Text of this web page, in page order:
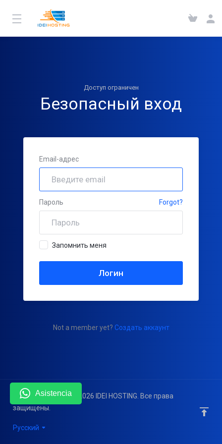
Доступ ограничен
Безопасный вход
Email-адрес
Пароль Forgot?
Запомнить меня
Not a member yet? Создать аккаунт
Авторское право © 2026 IDEI HOSTING. Все права
защищены.
Русский
Asistencia